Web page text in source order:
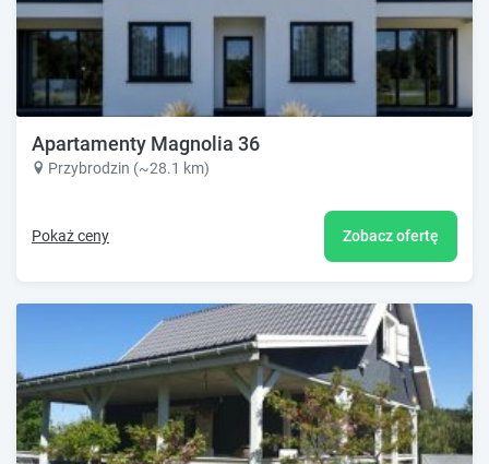
Apartamenty Magnolia 36
Przybrodzin (~28.1 km)
Pokaż ceny Zobacz ofertę